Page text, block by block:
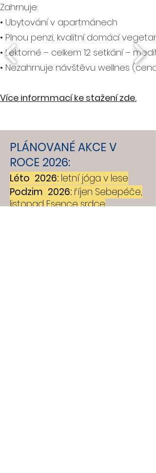
Zahrnuje:
• Ubytování v apartmánech
• Plnou penzi, kvalitní domácí
• Lektorné – celkem 12 setkání –
• Nezahrnuje návštěvu wellnes
Více informmací ke stažení zde.
PLÁNOVANÉ AKCE V
ROCE 2026:
Léto 2026: letní jóga v lese
Podzim 2026: říjen Sebepéče,
listopad Esence srdce